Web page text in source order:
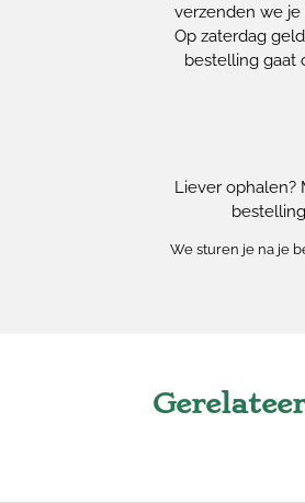
verzenden we
Op zaterdag
bestelling gaat
Liever ophalen?
We sturen je na je